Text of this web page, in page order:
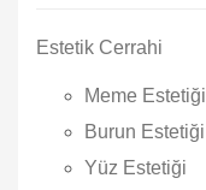
Estetik Cerrahi
Meme Estetiği
Burun Estetiği
Yüz Estetiği